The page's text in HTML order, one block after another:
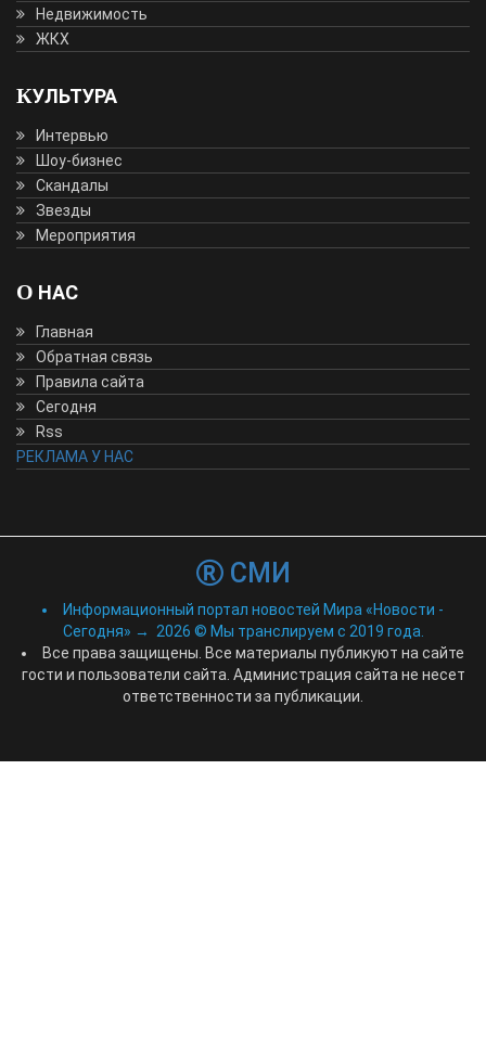
Недвижимость
ЖКХ
КУЛЬТУРА
Интервью
Шоу-бизнес
Скандалы
Звезды
Мероприятия
О НАС
Главная
Обратная связь
Правила сайта
Сегодня
Rss
РЕКЛАМА У НАС
СМИ
Информационный портал новостей Мира «Новости -
Сегодня» → 2026 © Мы транслируем с 2019 года.
Все права защищены. Все материалы публикуют на сайте
гости и пользователи сайта. Администрация сайта не несет
ответственности за публикации.